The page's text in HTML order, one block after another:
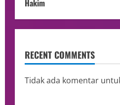
Hakim
RECENT COMMENTS
Tidak ada komentar